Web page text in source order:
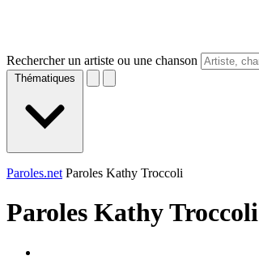
Rechercher un artiste ou une chanson
Thématiques
Paroles.net Paroles Kathy Troccoli
Paroles Kathy Troccoli